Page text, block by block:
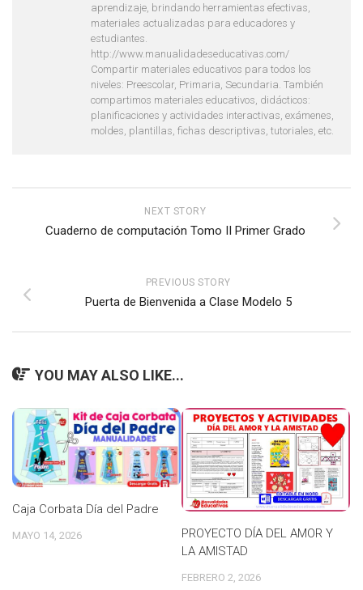
aprendizaje, brindando herramientas efectivas,
materiales actualizadas para educadores y
estudiantes.
http://www.manualidadeseducativas.com/
Compartir materiales educativos para todos los
niveles: Preescolar, Primaria, Secundaria. También
compartimos materiales educativos, didácticos:
planificaciones y actividades interactivas, exámenes,
moldes, plantillas, fichas descriptivas, tutoriales, etc.
NEXT STORY
Cuaderno de computación Tomo II Primer Grado
PREVIOUS STORY
Puerta de Bienvenida a Clase Modelo 5
YOU MAY ALSO LIKE...
Caja Corbata Día del Padre
MAYO 14, 2026
PROYECTO DÍA DEL AMOR Y
LA AMISTAD
FEBRERO 2, 2026